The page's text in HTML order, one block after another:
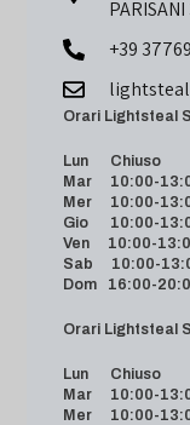
+39
Orari
Lun Chiuso
Mar 10:00-
Mer 10:00-
Gio 10:00-
Ven 10:00-
Sab 10:00-
Dom 16:00-
Orari
Lun Chiuso
Mar 10:00-
Mer 10:00-